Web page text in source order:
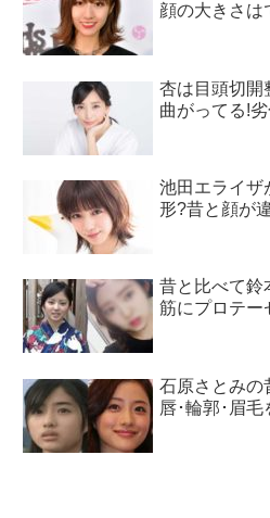
顔の大きさは
杏は目頭切開
曲がってる!
池田エライザ
形?昔と顔が
昔と比べて鈴
筋にプロテー
石原さとみの
唇･輪郭･眉